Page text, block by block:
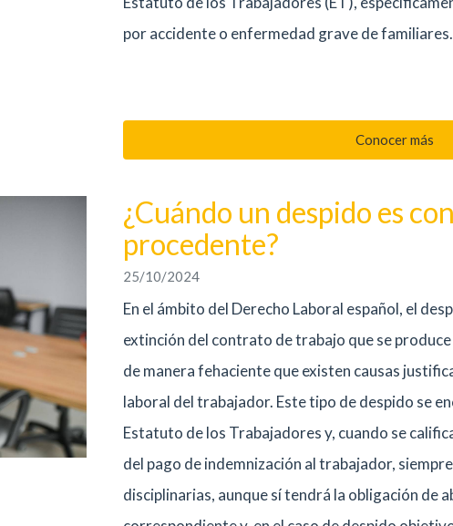
por accidente o enfermedad grave de familiares.
Conocer más
¿Cuándo un despido es
procedente?
25/10/2024
En el ámbito del Derecho Laboral español, el
extinción del contrato de trabajo que se
de manera fehaciente que existen causas
laboral del trabajador. Este tipo de despido se
Estatuto de los Trabajadores y, cuando se
del pago de indemnización al trabajador,
disciplinarias, aunque sí tendrá la obligación de